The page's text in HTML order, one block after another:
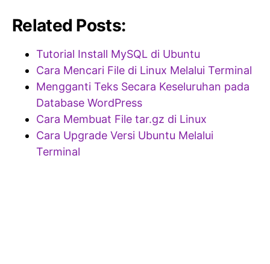
Related Posts:
Tutorial Install MySQL di Ubuntu
Cara Mencari File di Linux Melalui Terminal
Mengganti Teks Secara Keseluruhan pada
Database WordPress
Cara Membuat File tar.gz di Linux
Cara Upgrade Versi Ubuntu Melalui
Terminal